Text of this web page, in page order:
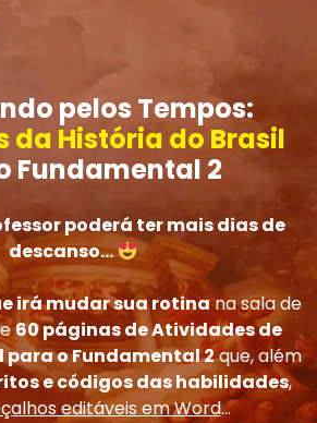
pelos Tempos:
da História do Brasil
Fundamental 2
poderá ter mais dias de
descanso...
irá mudar sua rotinana sala de
60 páginas de Atividades de
para o Fundamental 2que, além
e códigos das habilidades,
editáveis em Word...